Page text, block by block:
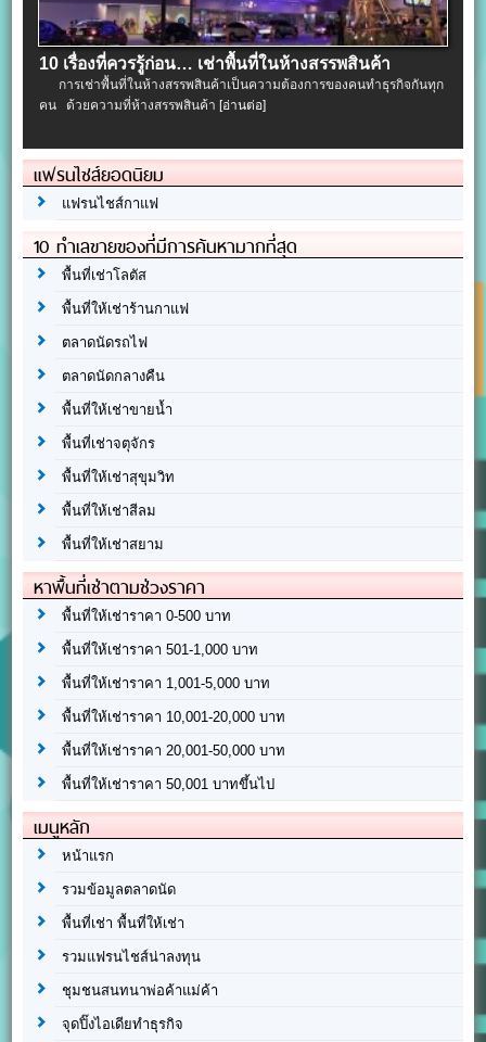
10 เรื่องที่ควรรู้ก่อน… เช่าพื้นที่ในห้างสรรพสินค้า
การเช่าพื้นที่ในห้างสรรพสินค้าเป็นความต้องการของคนทำธุรกิจกันทุก
คน ด้วยความที่ห้างสรรพสินค้า [อ่านต่อ]
แฟรนไชส์ยอดนิยม
แฟรนไชส์กาแฟ
10 ทำเลขายของที่มีการค้นหามากที่สุด
พื้นที่เช่าโลตัส
พื้นที่ให้เช่าร้านกาแฟ
ตลาดนัดรถไฟ
ตลาดนัดกลางคืน
พื้นที่ให้เช่าขายน้ำ
พื้นที่เช่าจตุจักร
พื้นที่ให้เช่าสุขุมวิท
พื้นที่ให้เช่าสีลม
พื้นที่ให้เช่าสยาม
หาพื้นที่เช่าตามช่วงราคา
พื้นที่ให้เช่าราคา 0-500 บาท
พื้นที่ให้เช่าราคา 501-1,000 บาท
พื้นที่ให้เช่าราคา 1,001-5,000 บาท
พื้นที่ให้เช่าราคา 10,001-20,000 บาท
พื้นที่ให้เช่าราคา 20,001-50,000 บาท
พื้นที่ให้เช่าราคา 50,001 บาทขึ้นไป
เมนูหลัก
หน้าแรก
รวมข้อมูลตลาดนัด
พื้นที่เช่า พื้นที่ให้เช่า
รวมแฟรนไชส์น่าลงทุน
ชุมชนสนทนาพ่อค้าแม่ค้า
จุดปิ๊งไอเดียทำธุรกิจ